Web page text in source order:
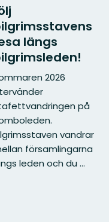
längs
2026
på
vandrar
församlingarna
leden och du ...